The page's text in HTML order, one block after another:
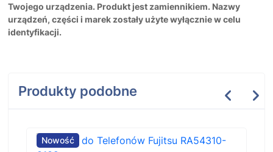
Twojego urządzenia. Produkt jest zamiennikiem. Nazwy
urządzeń, części i marek zostały użyte wyłącznie w celu
identyfikacji.
Produkty podobne
Nowość